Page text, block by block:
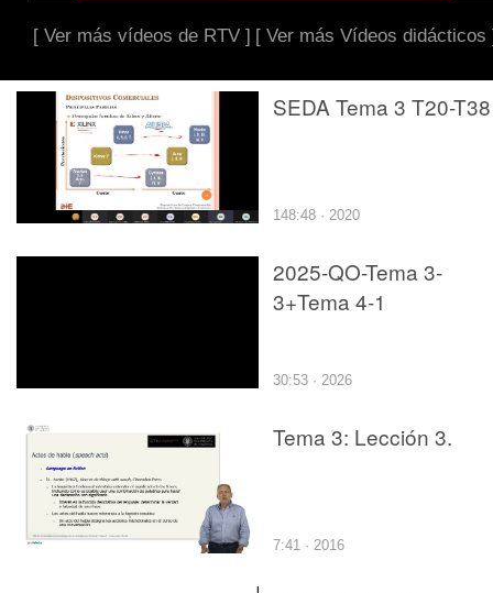
[ Ver más vídeos de RTV ] [ Ver más Vídeos didácticos
SEDA Tema 3 T20-T38
148:48 · 2020
2025-QO-Tema 3-
3+Tema 4-1
30:53 · 2026
Tema 3: Lección 3.
7:41 · 2016